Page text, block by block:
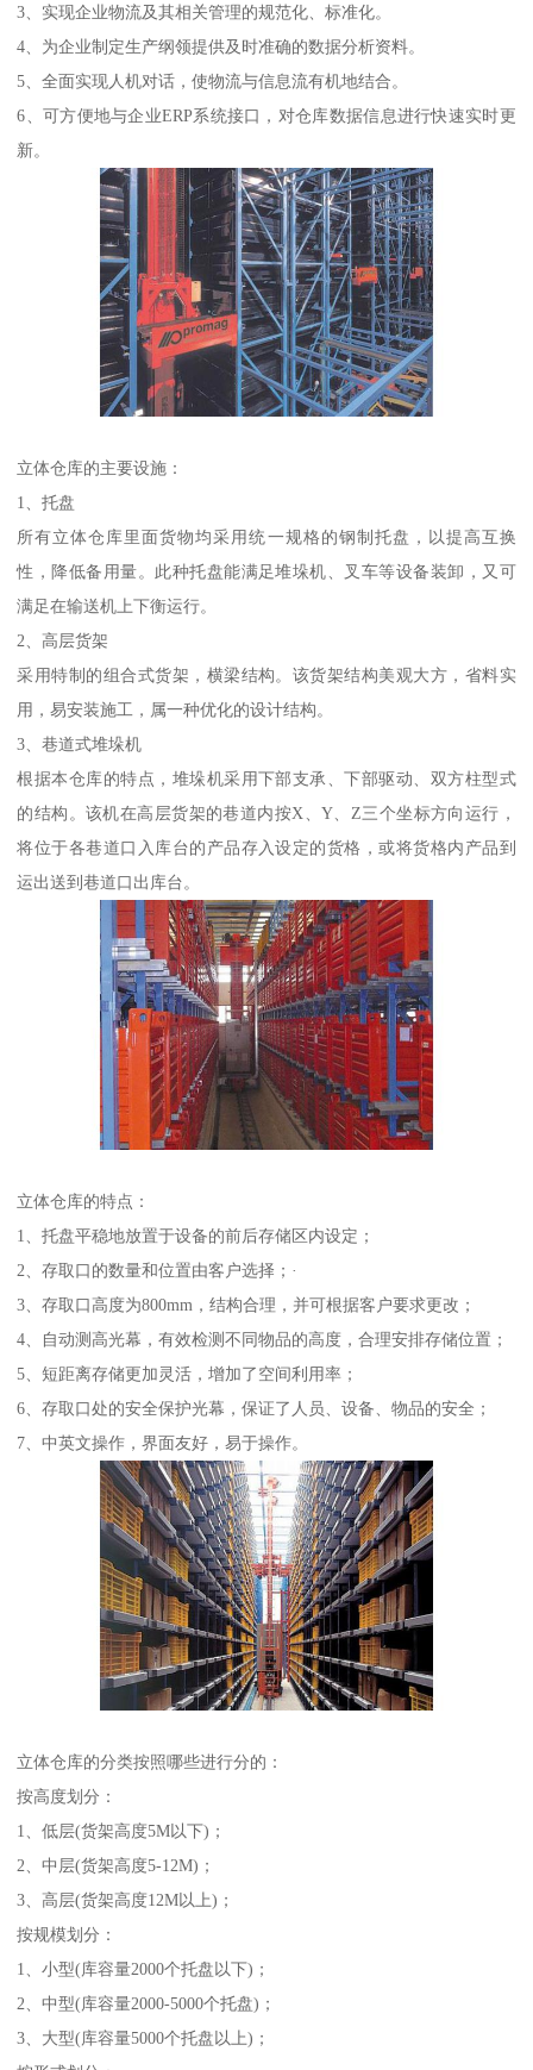
3、实现企业物流及其相关管理的规范化、标准化。
4、为企业制定生产纲领提供及时准确的数据分析资料。
5、全面实现人机对话，使物流与信息流有机地结合。
6、可方便地与企业ERP系统接口，对仓库数据信息进行快速实时更
新。
立体仓库的主要设施：
1、托盘
所有立体仓库里面货物均采用统一规格的钢制托盘，以提高互换
性，降低备用量。此种托盘能满足堆垛机、叉车等设备装卸，又可
满足在输送机上下衡运行。
2、高层货架
采用特制的组合式货架，横梁结构。该货架结构美观大方，省料实
用，易安装施工，属一种优化的设计结构。
3、巷道式堆垛机
根据本仓库的特点，堆垛机采用下部支承、下部驱动、双方柱型式
的结构。该机在高层货架的巷道内按X、Y、Z三个坐标方向运行，
将位于各巷道口入库台的产品存入设定的货格，或将货格内产品到
运出送到巷道口出库台。
立体仓库的特点：
1、托盘平稳地放置于设备的前后存储区内设定；
2、存取口的数量和位置由客户选择；·
3、存取口高度为800mm，结构合理，并可根据客户要求更改；
4、自动测高光幕，有效检测不同物品的高度，合理安排存储位置；
5、短距离存储更加灵活，增加了空间利用率；
6、存取口处的安全保护光幕，保证了人员、设备、物品的安全；
7、中英文操作，界面友好，易于操作。
立体仓库的分类按照哪些进行分的：
按高度划分：
1、低层(货架高度5M以下)；
2、中层(货架高度5-12M)；
3、高层(货架高度12M以上)；
按规模划分：
1、小型(库容量2000个托盘以下)；
2、中型(库容量2000-5000个托盘)；
3、大型(库容量5000个托盘以上)；